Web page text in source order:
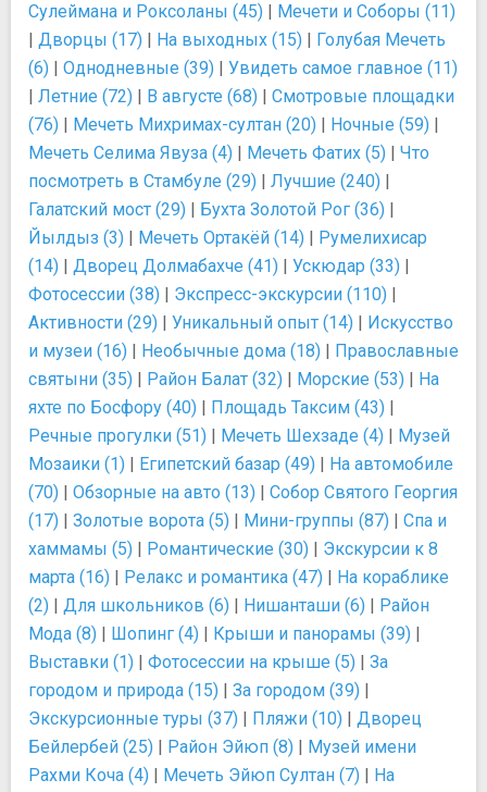
Сулеймана и Роксоланы (45) | Мечети и Соборы (11)
| Дворцы (17) | На выходных (15) | Голубая Мечеть
(6) | Однодневные (39) | Увидеть самое главное (11)
| Летние (72) | В августе (68) | Смотровые площадки
(76) | Мечеть Михримах-султан (20) | Ночные (59) |
Мечеть Селима Явуза (4) | Мечеть Фатих (5) | Что
посмотреть в Стамбуле (29) | Лучшие (240) |
Галатский мост (29) | Бухта Золотой Рог (36) |
Йылдыз (3) | Мечеть Ортакёй (14) | Румелихисар
(14) | Дворец Долмабахче (41) | Ускюдар (33) |
Фотосессии (38) | Экспресс-экскурсии (110) |
Активности (29) | Уникальный опыт (14) | Искусство
и музеи (16) | Необычные дома (18) | Православные
святыни (35) | Район Балат (32) | Морские (53) | На
яхте по Босфору (40) | Площадь Таксим (43) |
Речные прогулки (51) | Мечеть Шехзаде (4) | Музей
Мозаики (1) | Египетский базар (49) | На автомобиле
(70) | Обзорные на авто (13) | Собор Святого Георгия
(17) | Золотые ворота (5) | Мини-группы (87) | Спа и
хаммамы (5) | Романтические (30) | Экскурсии к 8
марта (16) | Релакс и романтика (47) | На кораблике
(2) | Для школьников (6) | Нишанташи (6) | Район
Мода (8) | Шопинг (4) | Крыши и панорамы (39) |
Выставки (1) | Фотосессии на крыше (5) | За
городом и природа (15) | За городом (39) |
Экскурсионные туры (37) | Пляжи (10) | Дворец
Бейлербей (25) | Район Эйюп (8) | Музей имени
Рахми Коча (4) | Мечеть Эйюп Султан (7) | На